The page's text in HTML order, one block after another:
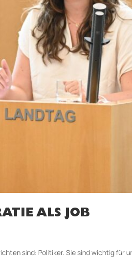
ALS JOB
sind: Politiker. Sie sind wichtig für